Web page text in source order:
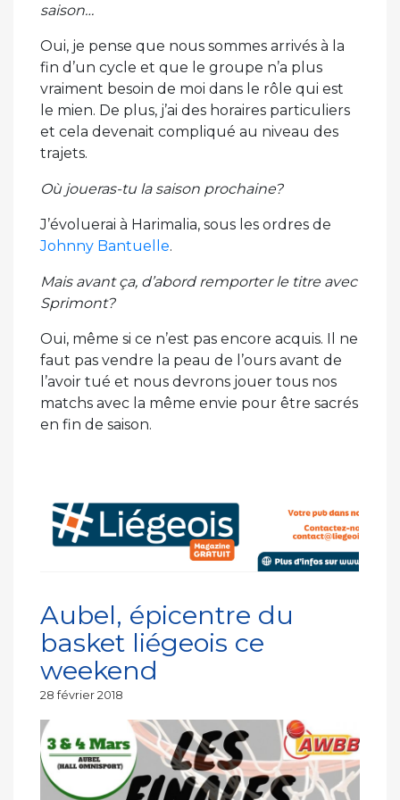
saison…
Oui, je pense que nous sommes arrivés à la
fin d’un cycle et que le groupe n’a plus
vraiment besoin de moi dans le rôle qui est
le mien. De plus, j’ai des horaires particuliers
et cela devenait compliqué au niveau des
trajets.
Où joueras-tu la saison prochaine?
J’évoluerai à Harimalia, sous les ordres de
Johnny Bantuelle.
Mais avant ça, d’abord remporter le titre avec
Sprimont?
Oui, même si ce n’est pas encore acquis. Il ne
faut pas vendre la peau de l’ours avant de
l’avoir tué et nous devrons jouer tous nos
matchs avec la même envie pour être sacrés
en fin de saison.
Aubel, épicentre du
basket liégeois ce
weekend
Publié
28 février 2018